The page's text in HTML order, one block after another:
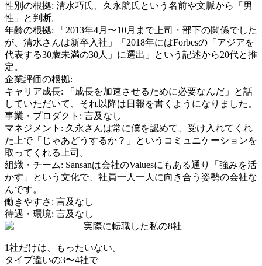
性別の根拠: 清水巧氏、久永航氏という名前や文脈から「男
性」と判断。
年齢の根拠:
「2013年4月〜10月まで上司・部下の関係でした
が、清水さんは新卒入社」「2018年にはForbesの「アジアを
代表する30歳未満の30人」に選出」という記述から20代と推
定。
企業評価の根拠:
キャリア成長:
「成長を加速させるために必要なんだ」と話
していただいて、それ以降は日報を書くようになりました。
事業・プロダクト : 言及なし
マネジメント : 久永さんは常に僕を認めて、受け入れてくれ
た上で「じゃあどうするか？」というコミュニケーションを
取ってくれる上司。
組織・チーム: Sansanは会社のValuesにもある通り「強みを活
かす」という文化で、社員一人一人に向き合う姿勢の会社な
んです。
働きやすさ : 言及なし
待遇・環境: 言及なし
実際に転職した私の8社
1社だけは、もったいない。
タイプ違いの3〜4社で